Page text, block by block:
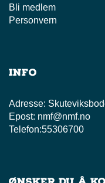
Bli medlem
Personvern
Info
Adresse:
Epost: nmf@nmf.no
Telefon:55306700